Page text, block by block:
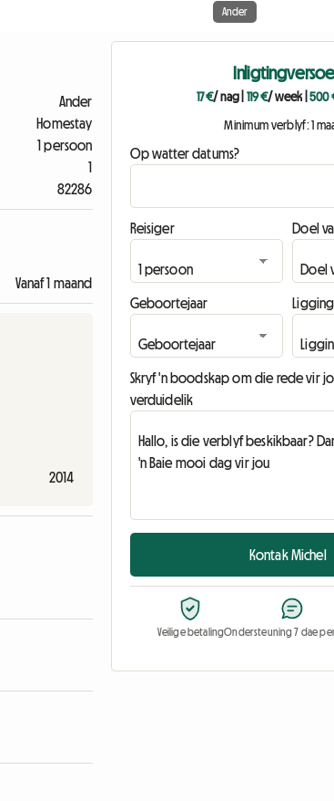
Ander
Ander
Homestay
1 persoon
1
82286
Vanaf 1 maand
2014
17 €/ nag 119 €/ week| 500
Minimum verblyf: 1
Op watter datums?
Reisiger Doel
Geboortejaar Ligging
Skryf 'n boodskap om die rede vir
verduidelik
Kontak Michel
Veilige betalingOndersteuning 7 dae